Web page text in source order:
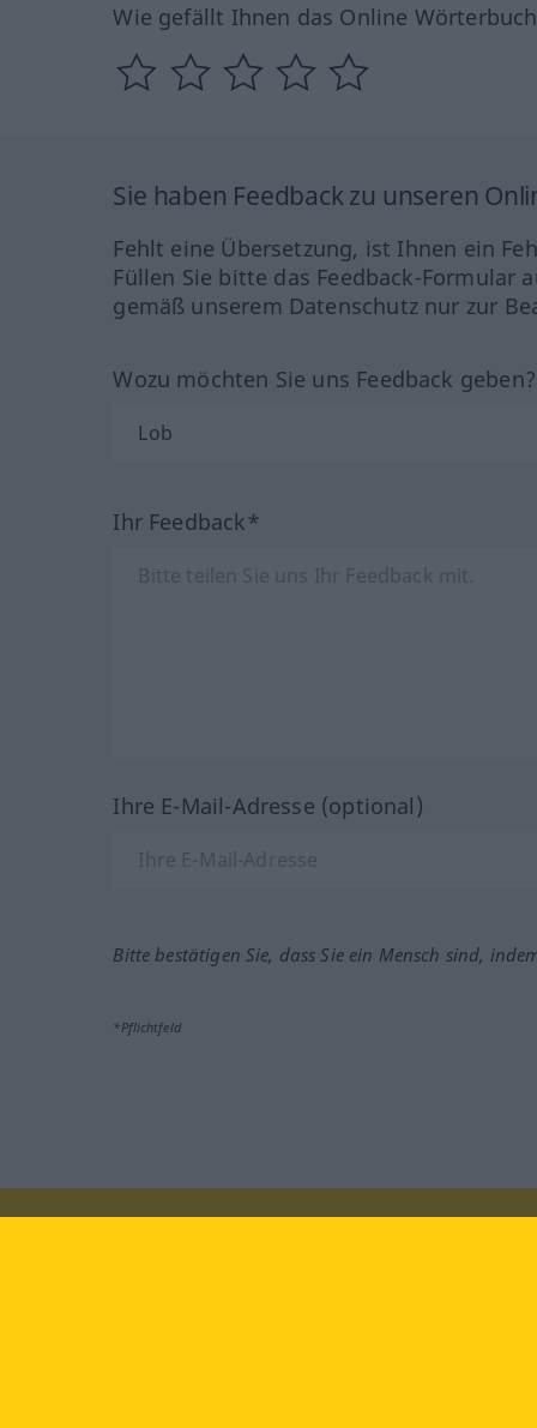
Wie gefällt Ihnen das Online
Sie haben Feedback zu unseren
Fehlt eine Übersetzung, ist Ihnen ein
Füllen Sie bitte das Feedback-Formular
gemäß unserem Datenschutz nur zur
Wozu möchten Sie uns Feedback
Ihr Feedback*
Ihre E-Mail-Adresse (optional)
Bitte bestätigen Sie, dass Sie ein Mensch sind,
*Pflichtfeld